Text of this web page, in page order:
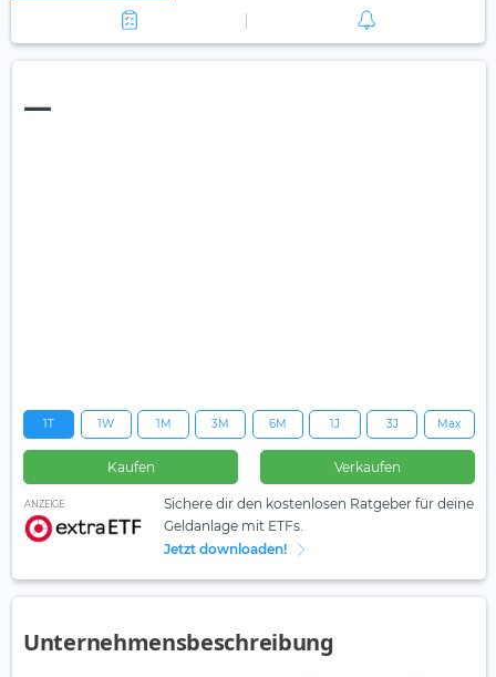
—
1T 1W 1M 3M 6M 1J 3J Max
Kaufen Verkaufen
ANZEIGE
Sichere dir den kostenlosen Ratgeber für deine
Geldanlage mit ETFs.
Jetzt downloaden!
Unternehmensbeschreibung